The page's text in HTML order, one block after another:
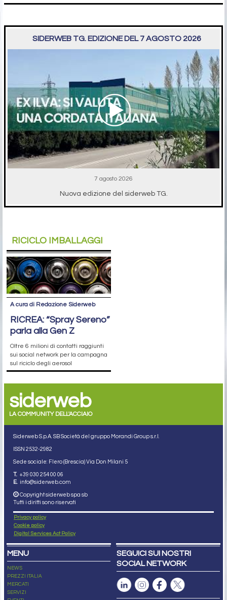
SIDERWEB TG. EDIZIONE DEL 7 AGOSTO 2026
7 agosto 2026
Nuova edizione del siderweb TG.
RICICLO IMBALLAGGI
A cura di Redazione Siderweb
RICREA: “Spray Sereno”
parla alla Gen Z
Oltre 6 milioni di contatti raggiunti
sui social network per la campagna
sul riciclo degli aerosol
siderweb
LA COMMUNITY DELL'ACCIAIO
Siderweb S.p.A. SB Società del gruppo Morandi Group s.r.l.
ISSN 2532-2982
Sede sociale: Flero (Brescia) Via Don Milani 5
T. +39 030 254 00 06
E. info@siderweb.com
Copyright siderweb spa sb
Tutti i diritti sono riservati
Privacy policy
Cookie policy
Digital Services Act Policy
MENU
NEWS
PREZZI ITALIA
MERCATI
SERVIZI
SEGUICI SUI NOSTRI
SOCIAL NETWORK